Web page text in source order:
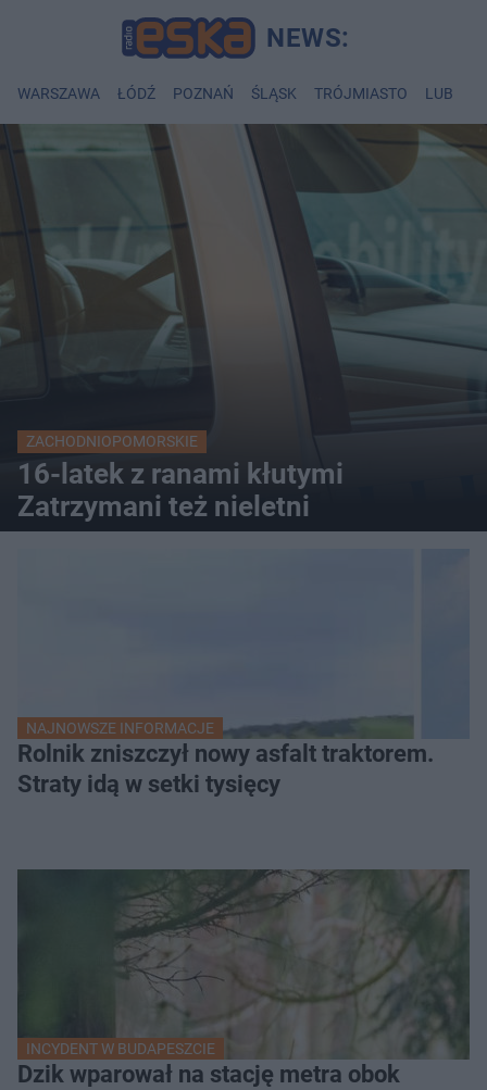
WARSZAWA ŁÓDŹ POZNAŃ ŚLĄSK TRÓJMIASTO LUBLIN
ZACHODNIOPOMORSKIE
16-latek z ranami kłutymi
Zatrzymani też nieletni
NAJNOWSZE INFORMACJE
Rolnik zniszczył nowy asfalt traktorem.
Straty idą w setki tysięcy
INCYDENT W BUDAPESZCIE
Dzik wparował na stację metra obok